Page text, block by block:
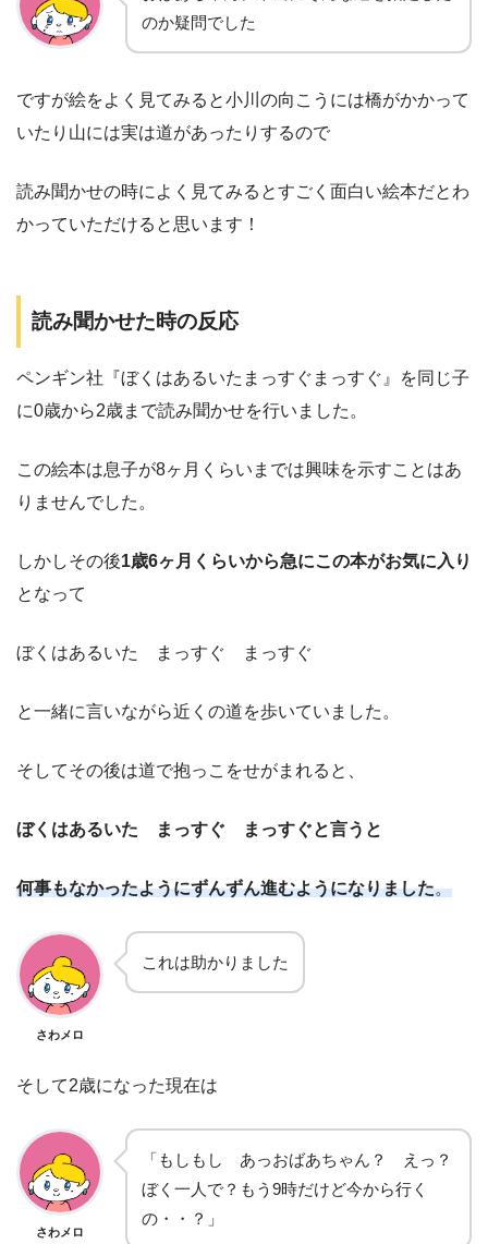
のか疑問でした
ですが絵をよく見てみると小川の向こうには橋がかかって
いたり山には実は道があったりするので
読み聞かせの時によく見てみるとすごく面白い絵本だとわ
かっていただけると思います！
読み聞かせた時の反応
ペンギン社『ぼくはあるいたまっすぐまっすぐ』を同じ子
に0歳から2歳まで読み聞かせを行いました。
この絵本は息子が8ヶ月くらいまでは興味を示すことはあ
りませんでした。
しかしその後1歳6ヶ月くらいから急にこの本がお気に入り
となって
ぼくはあるいた まっすぐ まっすぐ
と一緒に言いながら近くの道を歩いていました。
そしてその後は道で抱っこをせがまれると、
ぼくはあるいた まっすぐ まっすぐと言うと
何事もなかったようにずんずん進むようになりました。
さわメロ
これは助かりました
そして2歳になった現在は
さわメロ
「もしもし あっおばあちゃん？ えっ？
ぼく一人で？もう9時だけど今から行く
の・・？」